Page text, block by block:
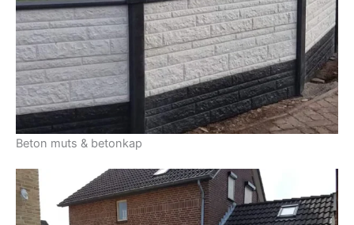
Beton muts & betonkap